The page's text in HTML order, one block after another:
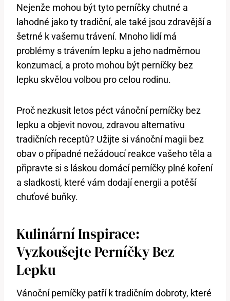
Nejenže mohou být tyto perníčky chutné a
lahodné jako ty tradiční, ale také jsou zdravější a
šetrné k vašemu trávení. Mnoho lidí má
problémy s trávením lepku a jeho nadměrnou
konzumací, a proto mohou být perníčky bez
lepku skvělou volbou pro celou rodinu.
Proč nezkusit letos péct vánoční perníčky bez
lepku a objevit novou, zdravou alternativu
tradičních receptů? Užijte si vánoční magii bez
obav o případné nežádoucí reakce vašeho těla a
připravte si s láskou domácí perníčky plné koření
a sladkosti, které vám dodají energii a potěší
chuťové buňky.
Kulinární Inspirace:
Vyzkoušejte Perníčky Bez
Lepku
Vánoční perníčky patří k tradičním dobroty, které